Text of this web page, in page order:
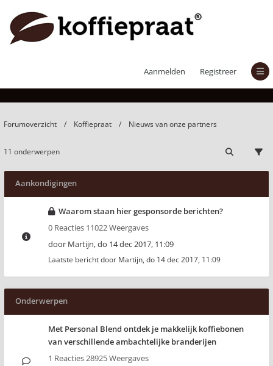
Aanmelden Registreer
Nieuws van onze partners
Forumoverzicht Koffiepraat Nieuws van onze partners
11 onderwerpen
Aankondigingen
Waarom staan hier gesponsorde berichten?
0 Reacties 11022 Weergaves
door Martijn,do 14 dec 2017, 11:09
Laatste bericht door Martijn, do 14 dec 2017, 11:09
Onderwerpen
Met Personal Blend ontdek je makkelijk koffiebonen
van verschillende ambachtelijke branderijen
1 Reacties 28925 Weergaves